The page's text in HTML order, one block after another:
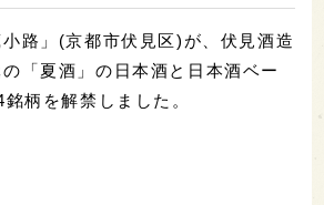
路」(京都市伏見区)が、伏見酒造
「夏酒」の日本酒と日本酒ベー
柄を解禁しました。